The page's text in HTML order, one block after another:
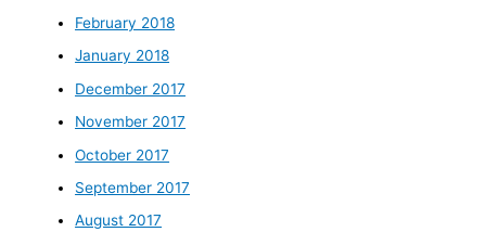
February 2018
January 2018
December 2017
November 2017
October 2017
September 2017
August 2017